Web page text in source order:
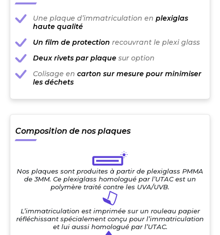
Une plaque d’immatriculation en plexiglas
haute qualité
Un film de protection recouvrant le plexi glass
Deux rivets par plaque sur option
Colisage en carton sur mesure pour minimiser
les déchets
Composition de nos plaques
Nos plaques sont produites à partir de plexiglass PMMA
de 3MM. Ce plexiglass homologué par l’UTAC est un
polymère traité contre les UVA/UVB.
L’immatriculation est imprimée sur un rouleau papier
réfléchissant spécialement conçu pour l’immatriculation
et lui aussi homologué par l’UTAC.